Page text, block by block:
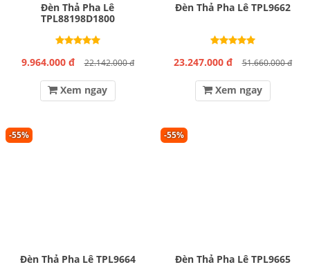
Đèn Thả Pha Lê
TPL88198D1800
9.964.000 đ 22.142.000 đ
Xem ngay
Đèn Thả Pha Lê TPL9662
23.247.000 đ 51.660.000 đ
Xem ngay
-55%
Đèn Thả Pha Lê TPL9664
-55%
Đèn Thả Pha Lê TPL9665